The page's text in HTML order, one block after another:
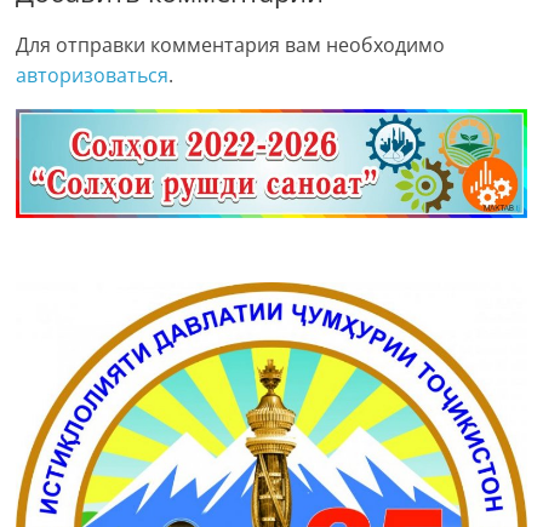
Для отправки комментария вам необходимо
авторизоваться.